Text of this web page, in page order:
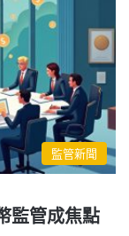
監管新聞
監管成焦點